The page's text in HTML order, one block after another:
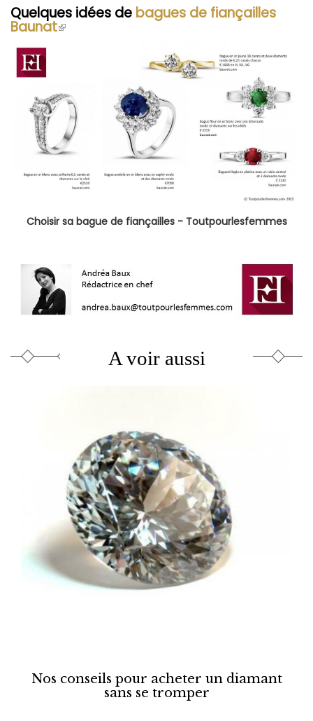
Quelques idées de bagues de fiançailles
Baunat(le
Choisir sa bague de fiançailles - Toutpourlesfemmes
A voir aussi
Nos conseils pour acheter un diamant
sans se tromper